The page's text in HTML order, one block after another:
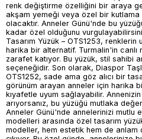
renk değiştirme özelliğini bir araya
akşam yemeği veya özel bir
olacaktır. Anneler Günü'nde bu
kadar özel olduğunu
Tasarım Yüzük – OTS1253, renklerin
harika bir alternatif. Turmalin'in
zarafet katıyor. Bu yüzük, stil sahibi
seçeneğidir. Son olarak, Diaspor
OTS1252, sade ama göz alıcı bir
görünüm arayan anneler için harika
kıyafetle uyum sağlayabilir.
arıyorsanız, bu yüzüğü mutlaka
Anneler Günü'nde annelerinizi mutlu
modelleri arasında özel tasarım
modeller, hem estetik hem de anlam